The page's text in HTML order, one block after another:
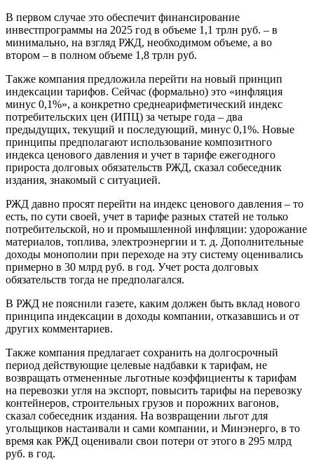
В первом случае это обеспечит финансирование
инвестпрограммы на 2025 год в объеме 1,1 трлн руб. – в
минимально, на взгляд РЖД, необходимом объеме, а во
втором – в полном объеме 1,8 трлн руб.
Также компания предложила перейти на новый принцип
индексации тарифов. Сейчас (формально) это «инфляция
минус 0,1%», а конкретно среднеарифметический индекс
потребительских цен (ИПЦ) за четыре года – два
предыдущих, текущий и последующий, минус 0,1%. Новые
принципы предполагают использование композитного
индекса ценового давления и учет в тарифе ежегодного
прироста долговых обязательств РЖД, сказал собеседник
издания, знакомый с ситуацией.
РЖД давно просят перейти на индекс ценового давления – то
есть, по сути своей, учет в тарифе разных статей не только
потребительской, но и промышленной инфляции: удорожание
материалов, топлива, электроэнергии и т. д. Дополнительные
доходы монополии при переходе на эту систему оценивались
примерно в 30 млрд руб. в год. Учет роста долговых
обязательств тогда не предполагался.
В РЖД не пояснили газете, каким должен быть вклад нового
принципа индексации в доходы компании, отказавшись и от
других комментариев.
Также компания предлагает сохранить на долгосрочный
период действующие целевые надбавки к тарифам, не
возвращать отмененные льготные коэффициенты к тарифам
на перевозки угля на экспорт, повысить тарифы на перевозку
контейнеров, строительных грузов и порожних вагонов,
сказал собеседник издания. На возвращении льгот для
угольщиков настаивали и сами компании, и Минэнерго, в то
время как РЖД оценивали свои потери от этого в 295 млрд
руб. в год.